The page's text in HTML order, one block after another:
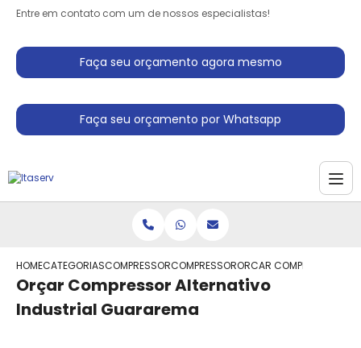
Entre em contato com um de nossos especialistas!
Faça seu orçamento agora mesmo
Faça seu orçamento por Whatsapp
HOMECATEGORIASCOMPRESSORES INDUSTRIAIS
COMPRESSOR ALTERNATIVO INDUSTRIAL
ORCAR COMPRESSOR
Orçar Compressor Alternativo
Industrial Guararema